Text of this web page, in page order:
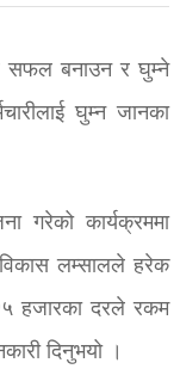
सफल बनाउन र घुम्ने
घुम्न जानका
गरेको कार्यक्रममा
विकास लम्सालले हरेक
हजारका दरले रकम
दिनुभयो ।